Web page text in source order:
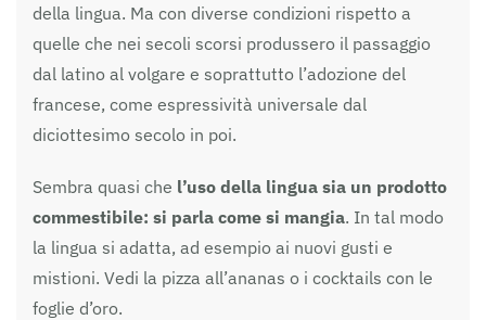
della lingua. Ma con diverse condizioni rispetto a
quelle che nei secoli scorsi produssero il passaggio
dal latino al volgare e soprattutto l’adozione del
francese, come espressività universale dal
diciottesimo secolo in poi.
Sembra quasi che l’uso della lingua sia un prodotto
commestibile: si parla come si mangia. In tal modo
la lingua si adatta, ad esempio ai nuovi gusti e
mistioni. Vedi la pizza all’ananas o i cocktails con le
foglie d’oro.